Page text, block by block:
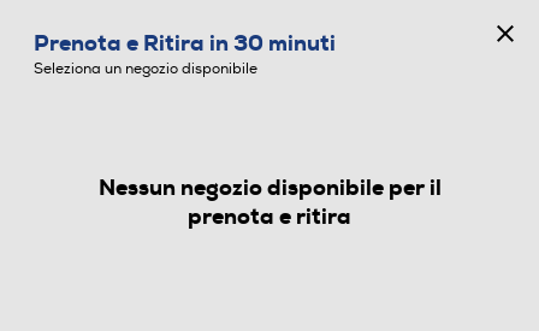
PILE-BATTERIE
Prenota e Ritira in 30 minuti
Seleziona un negozio disponibile
Nessun negozio disponibile per il
prenota e ritira